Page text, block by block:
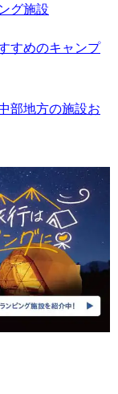
グ施設
すめのキャンプ
部地方の施設お